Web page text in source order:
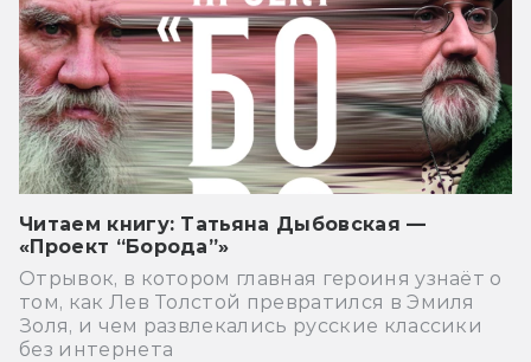
Читаем книгу: Татьяна Дыбовская —
«Проект “Борода”»
Отрывок, в котором главная героиня узнаёт о
том, как Лев Толстой превратился в Эмиля
Золя, и чем развлекались русские классики
без интернета